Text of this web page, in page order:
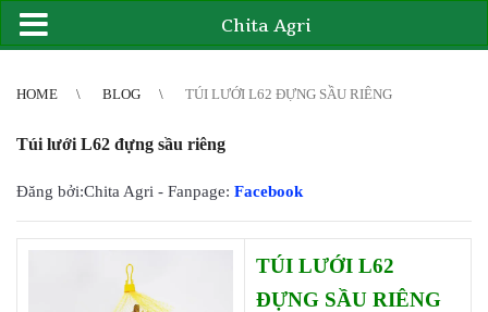
HOME BLOG TÚI LƯỚI L62 ĐỰNG SẦU RIÊNG
Túi lưới L62 đựng sầu riêng
Đăng bởi:Chita Agri - Fanpage: Facebook
TÚI LƯỚI L62
ĐỰNG SẦU RIÊNG
Chita Agri